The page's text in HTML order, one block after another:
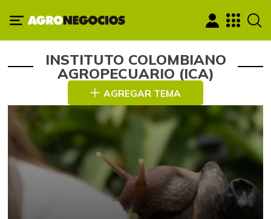
INSTITUTO COLOMBIANO
AGROPECUARIO (ICA)
AGREGAR TEMA